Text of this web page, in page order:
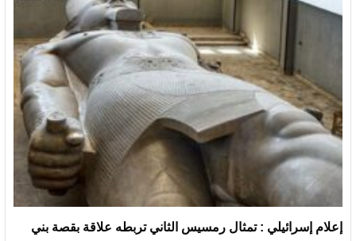
إعلام إسرائيلي : تمثال رمسيس الثاني تربطه علاقة بقصة بني